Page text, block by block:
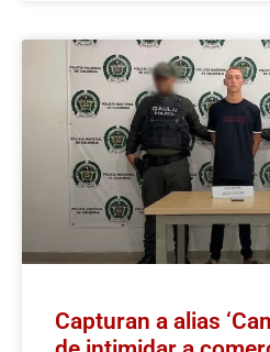
Capturan a alias